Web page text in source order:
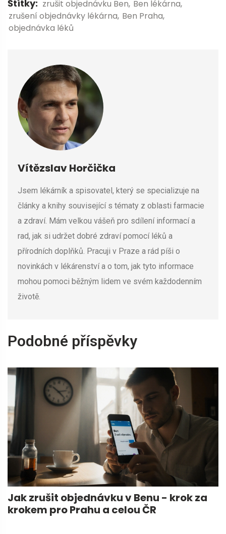
Štítky: zrušit objednávku Ben Ben lékárna
zrušení objednávky lékárna Ben Praha
objednávka léků
Vítězslav Horčička
Jsem lékárník a spisovatel, který se specializuje na
články a knihy související s tématy z oblasti farmacie
a zdraví. Mám velkou vášeň pro sdílení informací a
rad, jak si udržet dobré zdraví pomocí léků a
přírodních doplňků. Pracuji v Praze a rád píši o
novinkách v lékárenství a o tom, jak tyto informace
mohou pomoci běžným lidem ve svém každodenním
životě.
Podobné příspěvky
Jak zrušit objednávku v Benu - krok za
krokem pro Prahu a celou ČR